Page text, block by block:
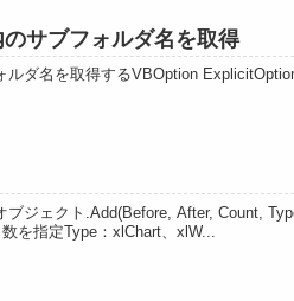
サブフォルダ名を取得
ルダ名を取得するVBOption
ブジェクト.Add(Before, After, Count,
を指定Type：xlChart、xlW...